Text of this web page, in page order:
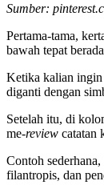
Sumber:
Pertama-tama,
bawah tepat
Ketika kalian ingin
diganti dengan
Setelah itu, di
me-review catatan
Contoh
filantropis, dan